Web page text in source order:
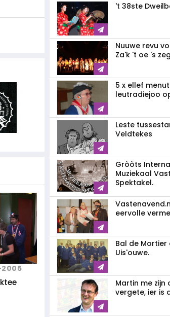
't 38ste
Nuuwe revu
Za'k 't oe 's
5 x ellef
leutradiejoo
Leste
Veldtekes
Gròòts
Muziekaal
Spektakel.
eervolle
Bal de Mortier
Uis'ouwe.
Martin me zijn
vergete, ier is